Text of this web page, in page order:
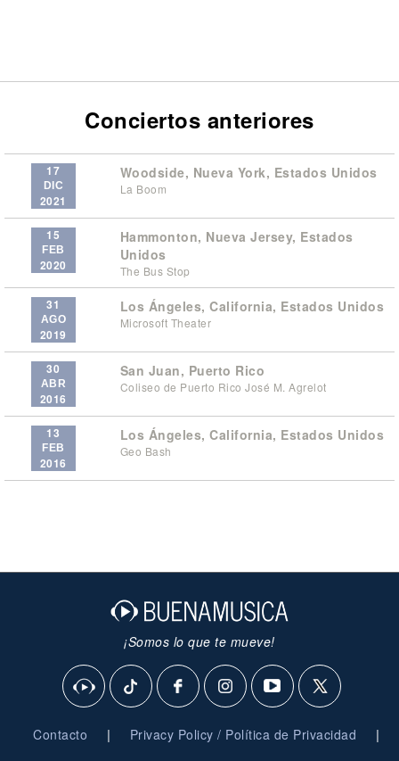
Conciertos anteriores
17
DIC
2021
Woodside, Nueva York, Estados Unidos
La Boom
15
FEB
2020
Hammonton, Nueva Jersey, Estados
Unidos
The Bus Stop
31
AGO
2019
Los Ángeles, California, Estados Unidos
Microsoft Theater
30
ABR
2016
San Juan, Puerto Rico
Coliseo de Puerto Rico José M. Agrelot
13
FEB
2016
Los Ángeles, California, Estados Unidos
Geo Bash
¡Somos lo que te mueve!
Contacto | Privacy Policy / Política de Privacidad |